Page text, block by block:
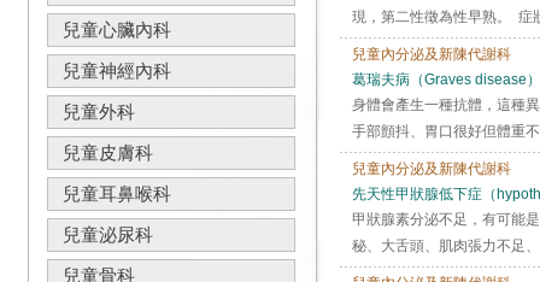
兒童心臟內科
兒童神經內科
兒童外科
兒童皮膚科
兒童耳鼻喉科
兒童泌尿科
兒童骨科
現，第二性徵為性早熟。 症
兒童內分泌及新陳代謝科
葛瑞夫病（Graves disease）
身體會產生一種抗體，這種
手部顫抖、胃口很好但體重
兒童內分泌及新陳代謝科
先天性甲狀腺低下症（
甲狀腺素分泌不足，有可能
秘、大舌頭、肌肉張力不足